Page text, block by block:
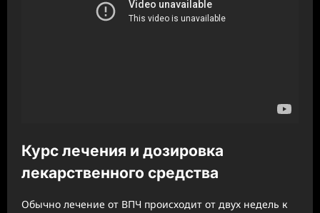
Курс лечения и дозировка
лекарственного средства
Обычно лечение от ВПЧ происходит от двух недель к